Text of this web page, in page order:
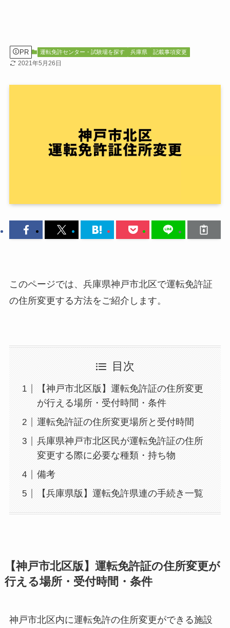
PR 運転免許センター・試験場を探す 兵庫県 記載事項変更
2021年5月26日
このページでは、兵庫県神戸市北区で運転免許証
の住所変更する方法をご紹介します。
目次
【神戸市北区版】運転免許証の住所変更
が行える場所・受付時間・条件
運転免許証の住所変更場所と受付時間
兵庫県神戸市北区民が運転免許証の住所
変更する際に必要な種類・持ち物
備考
【兵庫県版】運転免許県連の手続き一覧
【神戸市北区版】運転免許証の住所変更が
行える場所・受付時間・条件
神戸市北区内に運転免許の住所変更ができる施設